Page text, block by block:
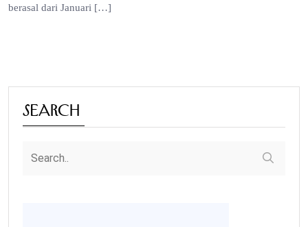
berasal dari Januari […]
Search